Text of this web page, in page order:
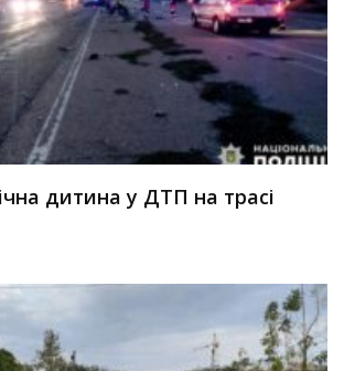
дитина у ДТП на трасі